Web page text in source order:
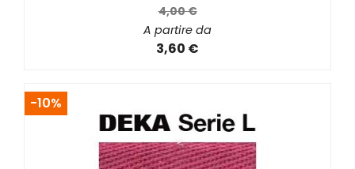
4,00 €
A partire da
3,60 €
-10%